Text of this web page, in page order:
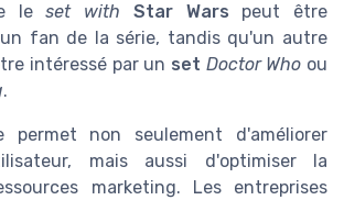
leset with Star Wars peut être
fan de la série, tandis qu'un autre
intéressé par un set Doctor Who ou
.
permet non seulement d'améliorer
mais aussi d'optimiser la
marketing. Les entreprises